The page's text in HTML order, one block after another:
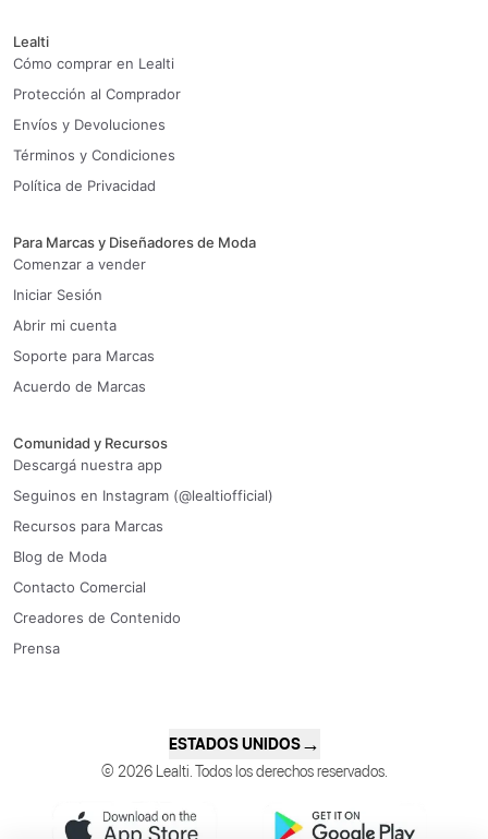
Lealti
Cómo comprar en Lealti
Protección al Comprador
Envíos y Devoluciones
Términos y Condiciones
Política de Privacidad
Para Marcas y Diseñadores de Moda
Comenzar a vender
Iniciar Sesión
Abrir mi cuenta
Soporte para Marcas
Acuerdo de Marcas
Comunidad y Recursos
Descargá nuestra app
Seguinos en Instagram (@lealtiofficial)
Recursos para Marcas
Blog de Moda
Contacto Comercial
Creadores de Contenido
Prensa
ESTADOS UNIDOS→
© 2026 Lealti. Todos los derechos reservados.